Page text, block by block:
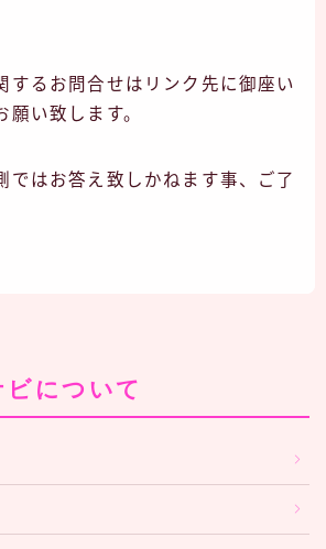
するお問合せはリンク先に御座い
願い致します。
ではお答え致しかねます事、ご了
について